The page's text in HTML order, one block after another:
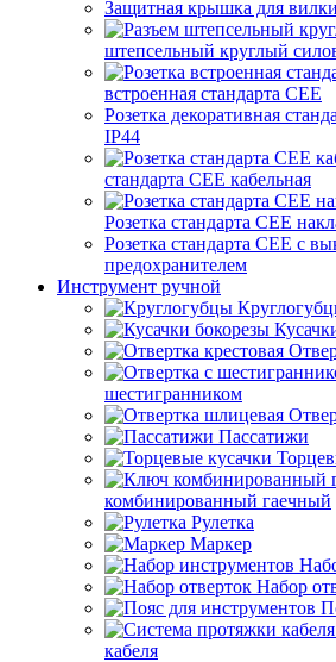
Защитная крышка для
штепсельный круглый
встроенная стандарта CEE
Розетка декоративная
IP44
стандарта СЕЕ кабельная
Розетка стандарта СЕЕ
Розетка стандарта СЕЕ с
предохранителем
Инструмент ручной
шестигранником
Пассатижи
комбинированный гаечный
Рулетка
Маркер
Набор
кабеля